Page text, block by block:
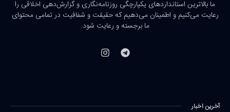
ما بالاترین استانداردهای یکپارچگی روزنامه‌نگاری و گزارش‌دهی اخلاقی را
رعایت می‌کنیم و اطمینان می‌دهیم که حقیقت و شفافیت در تمامی محتوای
ما برجسته و رعایت شود.
آخرین اخبار